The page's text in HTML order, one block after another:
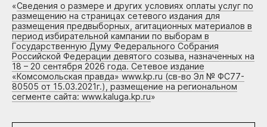
«Сведения о размере и других условиях оплаты услуг по
размещению на страницах сетевого издания для
размещения предвыборных, агитационных материалов в
период избирательной кампании по выборам в
Государственную Думу Федерального Собрания
Российской Федерации девятого созыва, назначенных на
18 – 20 сентября 2026 года. Сетевое издание
«Комсомольская правда» www.kp.ru (св-во Эл № ФС77-
80505 от 15.03.2021г.), размещение на региональном
сегменте сайта: www.kaluga.kp.ru»